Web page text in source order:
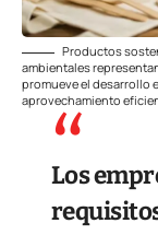
Productos
ambientales
promueve el desarrollo
aprovechamiento
Los